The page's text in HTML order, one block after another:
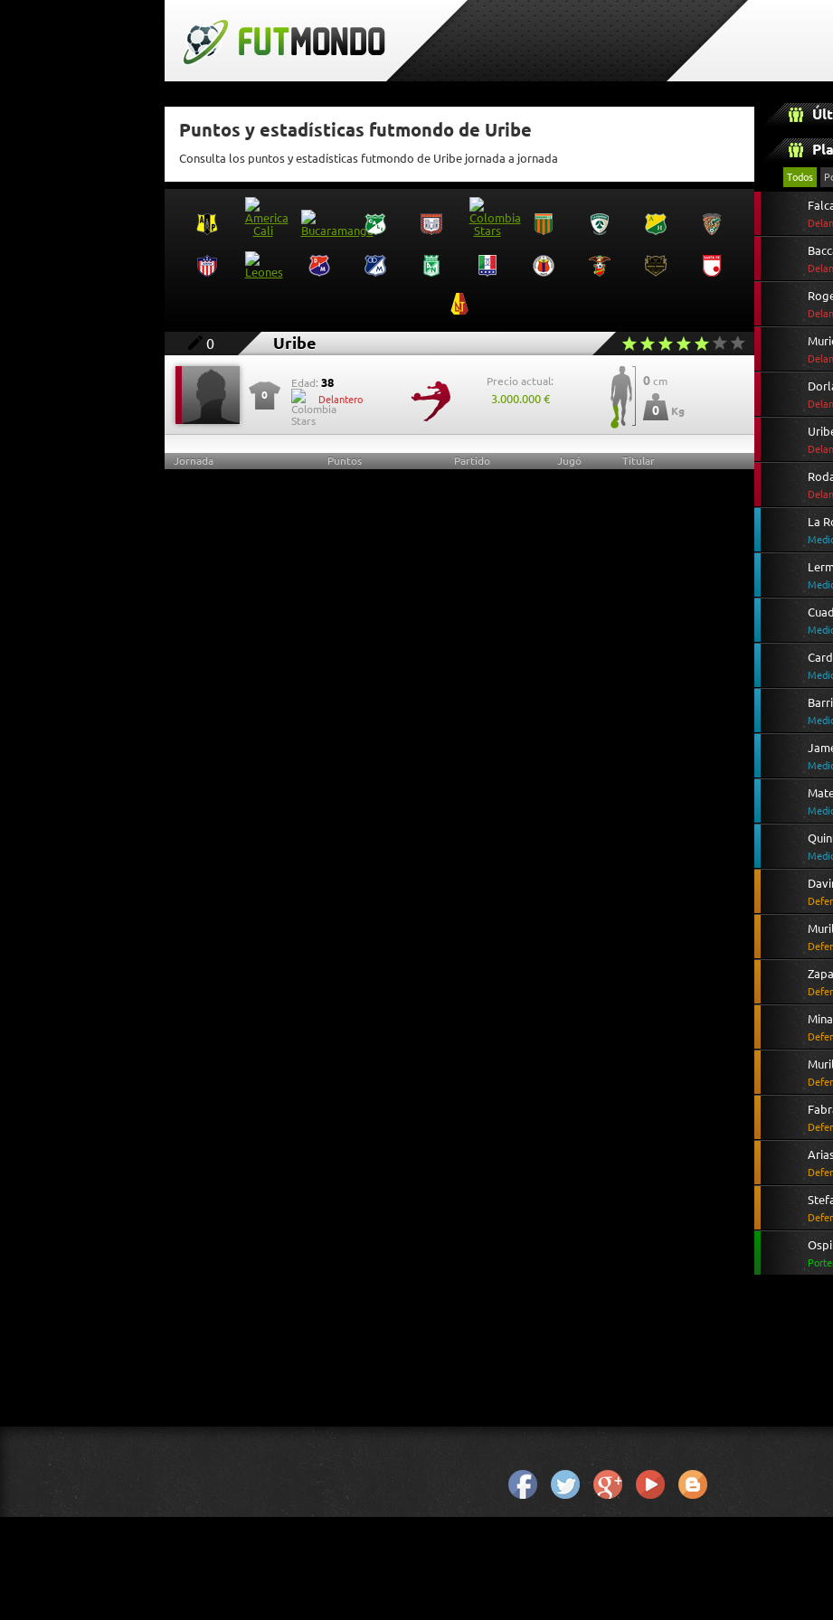
Puntos y estadísticas futmondo de Uribe
Consulta los puntos y estadísticas futmondo de Uribe jornada a jornada
0 Uribe
0
Edad: 38
Delantero
Precio actual:
3.000.000 €
0 cm
0 Kg
Jornada Puntos Partido Jugó Titular
Todos
La
Mina